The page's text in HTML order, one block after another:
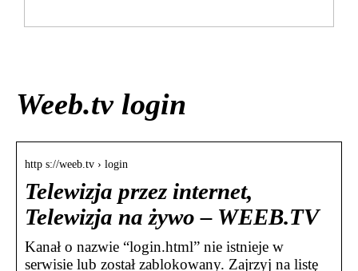
Weeb.tv login
http s://weeb.tv › login
Telewizja przez internet,
Telewizja na żywo – WEEB.TV
Kanał o nazwie “login.html” nie istnieje w
serwisie lub został zablokowany. Zajrzyj na listę